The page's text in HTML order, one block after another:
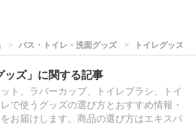
バス・トイレ・洗面グッズ トイレグッズ
ッズ」に関する記事
ト、ラバーカップ、トイレブラシ、トイ
で使うグッズの選び方とおすすめ情報・
お届けします。商品の選び方はエキスパ